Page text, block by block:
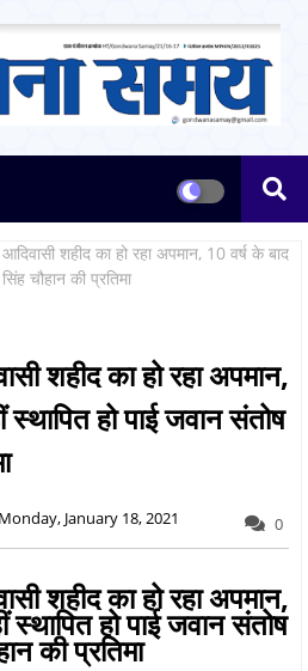
शहीद का हो रहा अपमान, 10 वर्ष के बाद
चौहान की प्रतिमा
शहीद का हो रहा अपमान,
स्थापित हो पाई जवान संतोष
Monday, January 18, 2021 0
शहीद का हो रहा अपमान,
स्थापित हो पाई जवान संतोष
की प्रतिमा